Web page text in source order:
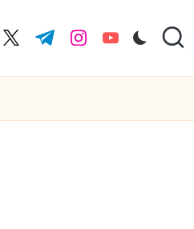
twitter.com
t.me instagram.com
youtube.com